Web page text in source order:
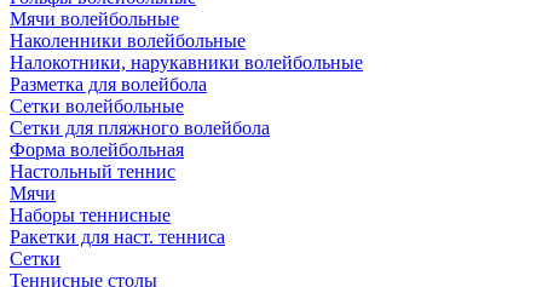
Мячи волейбольные
Наколенники волейбольные
Налокотники, нарукавники волейбольные
Разметка для волейбола
Сетки волейбольные
Сетки для пляжного волейбола
Форма волейбольная
Настольный теннис
Мячи
Наборы теннисные
Ракетки для наст. тенниса
Сетки
Теннисные столы